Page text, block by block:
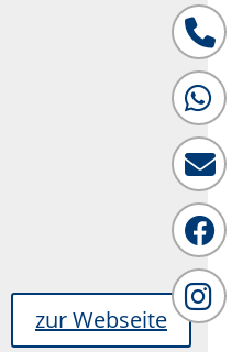
zur Webseite